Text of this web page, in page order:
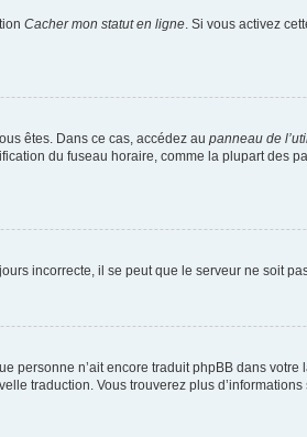
Cacher mon statut en ligne. Si vous activez
êtes. Dans ce cas, accédez au panneau de
du fuseau horaire, comme la plupart des
incorrecte, il se peut que le serveur ne soit
personne n’ait encore traduit phpBB dans
traduction. Vous trouverez plus